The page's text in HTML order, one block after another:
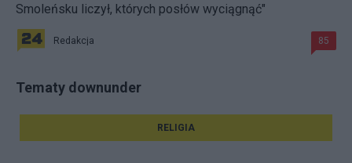
Smoleńsku liczył, których posłów wyciągnąć"
Redakcja 85
Tematy downunder
RELIGIA